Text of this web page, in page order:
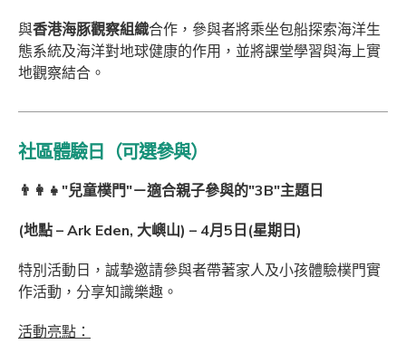
與香港海豚觀察組織合作，參與者將乘坐包船探索海洋生
態系統及海洋對地球健康的作用，並將課堂學習與海上實
地觀察結合。
社區體驗日（可選參與）
👨‍👩‍👧"兒童樸門"－適合親子參與的"3B"主題日
(地點 – Ark Eden, 大嶼山) – 4月5日(星期日)
特別活動日，誠摯邀請參與者帶著家人及小孩體驗樸門實
作活動，分享知識樂趣。
活動亮點：